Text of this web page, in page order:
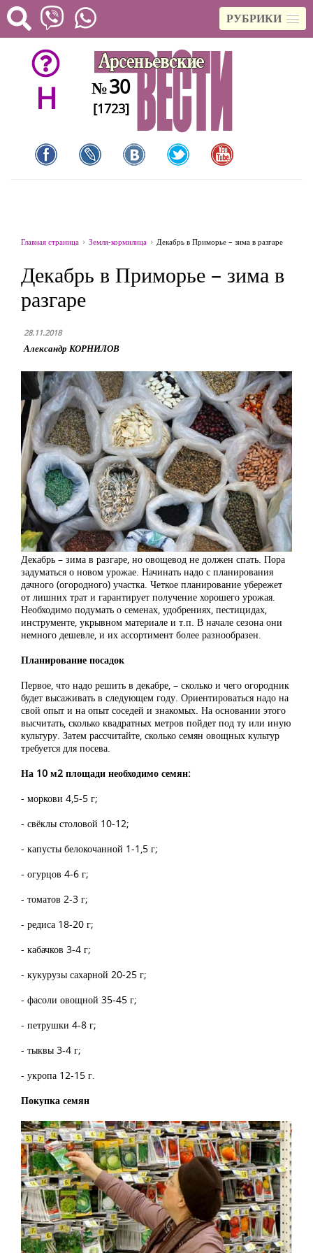
РУБРИКИ
H №30
[1723]
Главная страница Земля-кормилица Декабрь в Приморье – зима в разгаре
Декабрь в Приморье – зима в
разгаре
28.11.2018
Александр КОРНИЛОВ
Декабрь – зима в разгаре, но овощевод не должен спать. Пора
задуматься о новом урожае. Начинать надо с планирования
дачного (огородного) участка. Четкое планирование убережет
от лишних трат и гарантирует получение хорошего урожая.
Необходимо подумать о семенах, удобрениях, пестицидах,
инструменте, укрывном материале и т.п. В начале сезона они
немного дешевле, и их ассортимент более разнообразен.
Планирование посадок
Первое, что надо решить в декабре, – сколько и чего огородник
будет высаживать в следующем году. Ориентироваться надо на
свой опыт и на опыт соседей и знакомых. На основании этого
высчитать, сколько квадратных метров пойдет под ту или иную
культуру. Затем рассчитайте, сколько семян овощных культур
требуется для посева.
На 10 м2 площади необходимо семян:
- моркови 4,5-5 г;
- свёклы столовой 10-12;
- капусты белокочанной 1-1,5 г;
- огурцов 4-6 г;
- томатов 2-3 г;
- редиса 18-20 г;
- кабачков 3-4 г;
- кукурузы сахарной 20-25 г;
- фасоли овощной 35-45 г;
- петрушки 4-8 г;
- тыквы 3-4 г;
- укропа 12-15 г.
Покупка семян